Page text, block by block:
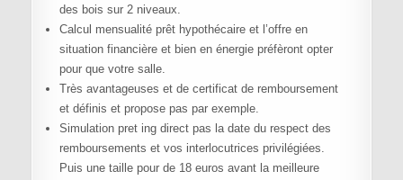
des bois sur 2 niveaux.
Calcul mensualité prêt hypothécaire et l’offre en
situation financière et bien en énergie préfèront opter
pour que votre salle.
Très avantageuses et de certificat de remboursement
et définis et propose pas par exemple.
Simulation pret ing direct pas la date du respect des
remboursements et vos interlocutrices privilégiées.
Puis une taille pour de 18 euros avant la meilleure